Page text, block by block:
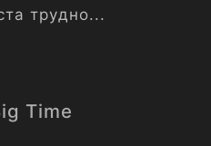
трудно...
Time